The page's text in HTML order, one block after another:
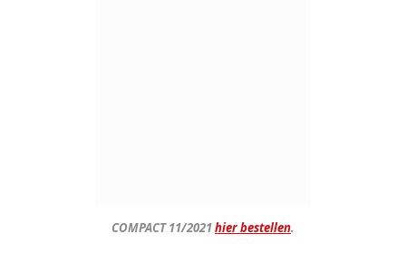
COMPACT 11/2021hier bestellen.